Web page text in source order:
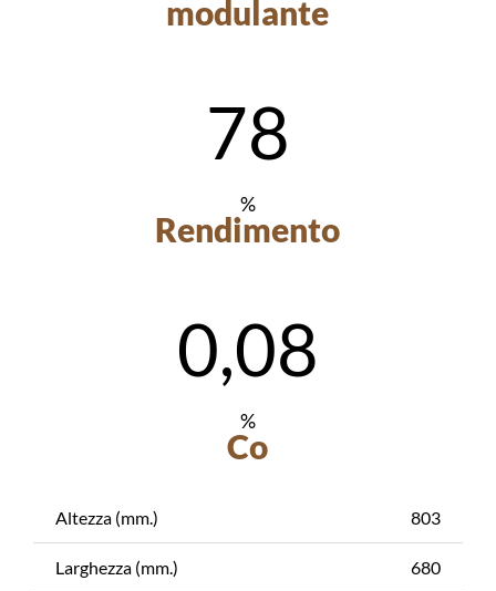
modulante
78
%
Rendimento
0,08
%
Co
Altezza (mm.) 803
Larghezza (mm.) 680